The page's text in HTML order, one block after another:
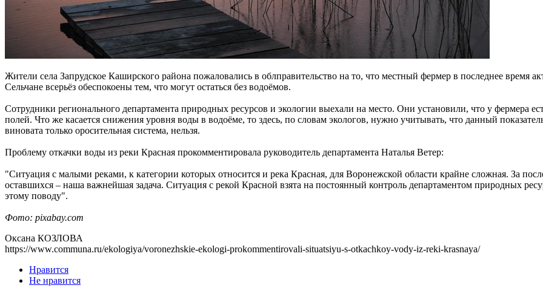
Жители села Запрудское Каширского района пожаловались в облправительство на то, что местный фермер в последнее время
Сельчане всерьёз обеспокоены тем, что могут остаться без водоёмов.
Сотрудники регионального департамента природных ресурсов и экологии выехали на место. Они установили, что у фермера
полей. Что же касается снижения уровня воды в водоёме, то здесь, по словам экологов, нужно учитывать, что данный
виновата только оросительная система, нельзя.
Проблему откачки воды из реки Красная прокомментировала руководитель департамента Наталья Ветер:
"Ситуация с малыми реками, к категории которых относится и река Красная, для Воронежской области крайне сложная. За
оставшихся – наша важнейшая задача. Ситуация с рекой Красной взята на постоянный контроль департаментом природных
этому поводу".
Фото: pixabay.com
Оксана КОЗЛОВА
https://www.communa.ru/ekologiya/voronezhskie-ekologi-prokommentirovali-situatsiyu-s-otkachkoy-vody-iz-reki-krasnaya/
Нравится
Не нравится